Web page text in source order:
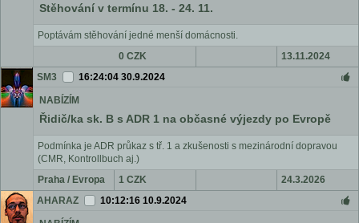
Stěhování v termínu 18. - 24. 11.
Poptávám stěhování jedné menší domácnosti.
0 CZK
13.11.2024
SM3
16:24:04 30.9.2024
NABÍZÍM
Řidič/ka sk. B s ADR 1 na občasné výjezdy po Evropě
Podmínka je ADR průkaz s tř. 1 a zkušenosti s mezinárodní dopravou
(CMR, Kontrollbuch aj.)
Praha / Evropa
1 CZK
24.3.2026
AHARAZ
10:12:16 10.9.2024